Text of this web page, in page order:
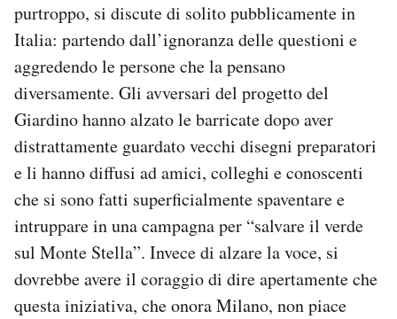
purtroppo, si discute di solito pubblicamente in
Italia: partendo dall’ignoranza delle questioni e
aggredendo le persone che la pensano
diversamente. Gli avversari del progetto del
Giardino hanno alzato le barricate dopo aver
distrattamente guardato vecchi disegni preparatori
e li hanno diffusi ad amici, colleghi e conoscenti
che si sono fatti superficialmente spaventare e
intruppare in una campagna per “salvare il verde
sul Monte Stella”. Invece di alzare la voce, si
dovrebbe avere il coraggio di dire apertamente che
questa iniziativa, che onora Milano, non piace